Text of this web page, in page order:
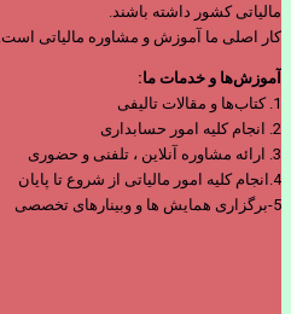
مالیاتی کشور داشته باشند.
کار اصلی ما آموزش و مشاوره مالیاتی است.
آموزش‌ها و خدمات ما:
1. کتاب‌ها و مقالات تالیفی
2. انجام کلیه امور حسابداری
3. ارائه مشاوره آنلاین ، تلفنی و حضوری
4.انجام کلیه امور مالیاتی از شروع تا پایان
5-برگزاری همایش ها و وبینارهای تخصصی